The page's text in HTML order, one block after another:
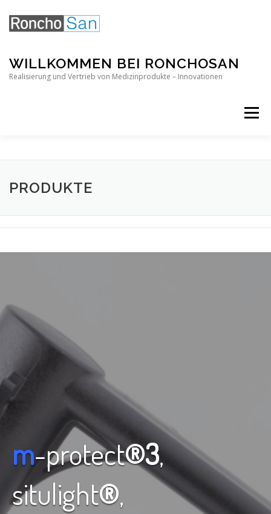
zum
Inhalt
WILLKOMMEN BEI RONCHOSAN
Realisierung und Vertrieb von Medizinprodukte – Innovationen
Menü
PRODUKTE
m-protect®3,
situlight®,